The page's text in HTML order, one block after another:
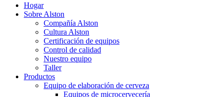
Hogar
Sobre Alston
Compañía Alston
Cultura Alston
Certificación de equipos
Control de calidad
Nuestro equipo
Taller
Productos
Equipo de elaboración de cerveza
Equipos de microcervecería